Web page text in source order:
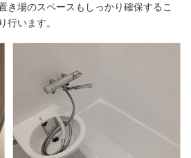
き場のスペースもしっかり確保するこ
行います。